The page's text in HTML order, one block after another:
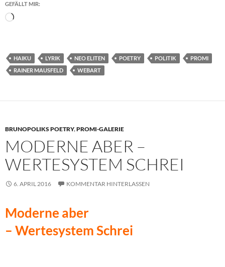
GEFÄLLT MIR:
Wird
HAIKU LYRIK NEO ELITEN POETRY POLITIK
PROMI
RAINER MAUSFELD
WEBART
BRUNOPOLIKS POETRY,PROMI-GALERIE
MODERNE ABER –
WERTESYSTEM SCHREI
6. APRIL 2016 KOMMENTAR HINTERLASSEN
Moderne aber
– Wertesystem Schrei